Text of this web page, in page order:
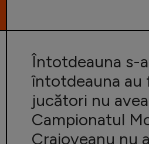
Întotdeauna s-
întotdeauna au
jucători nu
Campionatul
Craioveanu nu